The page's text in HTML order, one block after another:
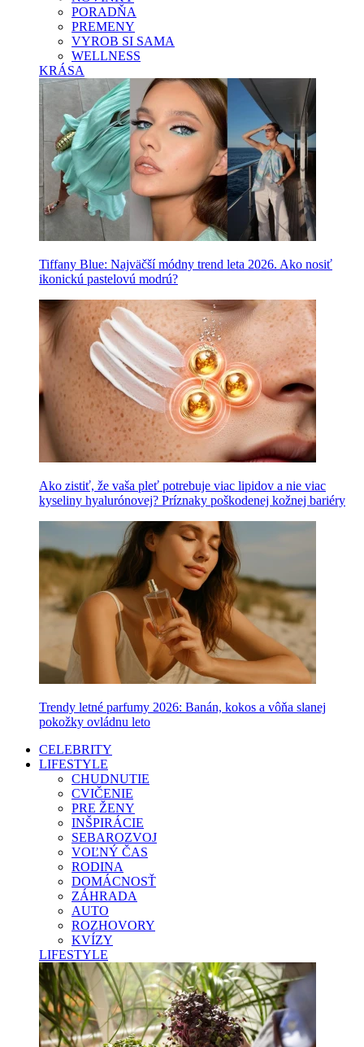
PORADŇA
PREMENY
VYROB SI SAMA
WELLNESS
KRÁSA
Tiffany Blue: Najväčší módny trend leta 2026. Ako nosiť
ikonickú pastelovú modrú?
Ako zistiť, že vaša pleť potrebuje viac lipidov a nie viac
kyseliny hyalurónovej? Príznaky poškodenej kožnej bariéry
Trendy letné parfumy 2026: Banán, kokos a vôňa slanej
pokožky ovládnu leto
CELEBRITY
LIFESTYLE
CHUDNUTIE
CVIČENIE
PRE ŽENY
INŠPIRÁCIE
SEBAROZVOJ
VOĽNÝ ČAS
RODINA
DOMÁCNOSŤ
ZÁHRADA
AUTO
ROZHOVORY
KVÍZY
LIFESTYLE